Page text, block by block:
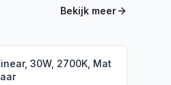
Bekijk meer
30W, 2700K, Mat